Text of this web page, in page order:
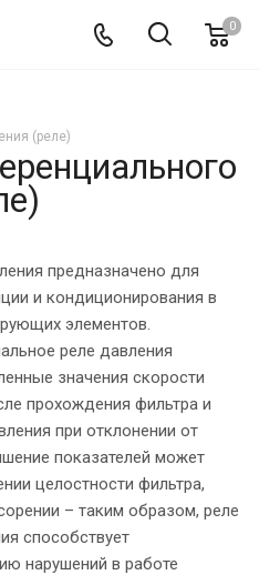
0
(реле)
предназначено для
и кондиционирования в
элементов.
реле давления
значения скорости
прохождения фильтра и
при отклонении от
показателей может
целостности фильтра,
– таким образом, реле
способствует
нарушений в работе